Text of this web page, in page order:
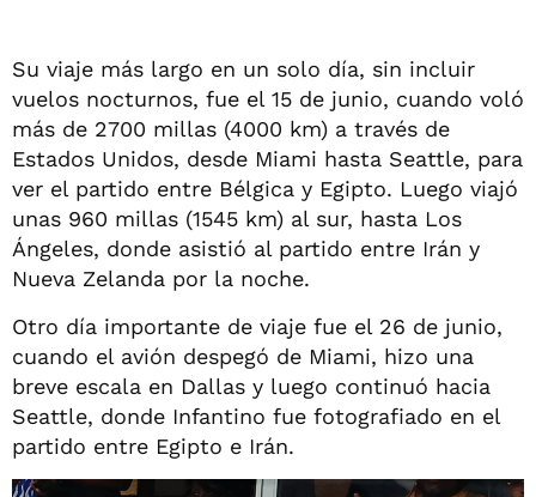
Su viaje más largo en un solo día, sin incluir
vuelos nocturnos, fue el 15 de junio, cuando voló
más de 2700 millas (4000 km) a través de
Estados Unidos, desde Miami hasta Seattle, para
ver el partido entre Bélgica y Egipto. Luego viajó
unas 960 millas (1545 km) al sur, hasta Los
Ángeles, donde asistió al partido entre Irán y
Nueva Zelanda por la noche.
Otro día importante de viaje fue el 26 de junio,
cuando el avión despegó de Miami, hizo una
breve escala en Dallas y luego continuó hacia
Seattle, donde Infantino fue fotografiado en el
partido entre Egipto e Irán.